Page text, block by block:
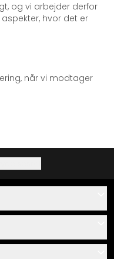
og vi arbejder derfor
hvor det er
når vi modtager